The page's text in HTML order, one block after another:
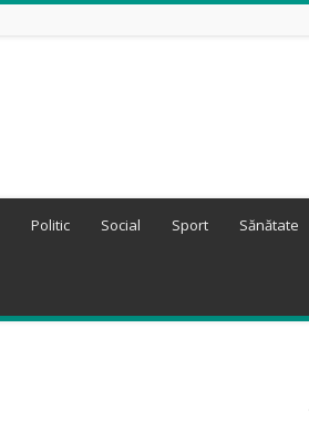
Politic Social Sport Sănătate